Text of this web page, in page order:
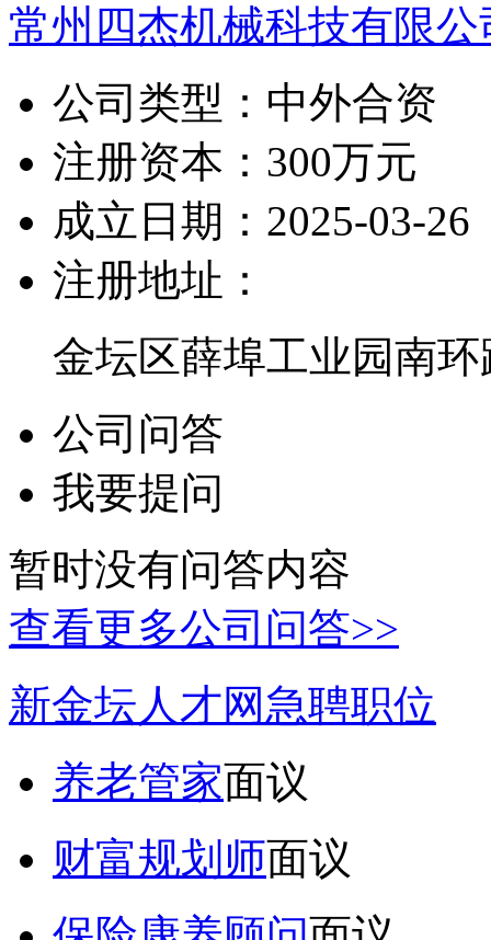
常州四杰机械科技有限公
公司类型： 中外合资
注册资本： 300万元
成立日期： 2025-03-26
注册地址：
金坛区薛埠工业园南环
公司问答
我要提问
暂时没有问答内容
查看更多公司问答>>
新金坛人才网急聘职位
养老管家面议
财富规划师面议